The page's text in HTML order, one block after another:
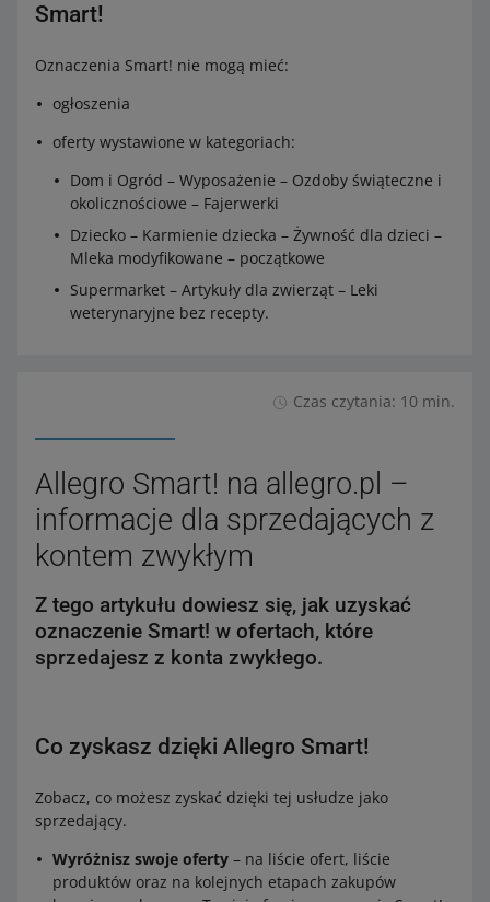
Smart!
Oznaczenia Smart! nie mogą mieć:
ogłoszenia
oferty wystawione w kategoriach:
Dom i Ogród – Wyposażenie – Ozdoby świąteczne i
okolicznościowe – Fajerwerki
Dziecko – Karmienie dziecka – Żywność dla dzieci –
Mleka modyfikowane – początkowe
Supermarket – Artykuły dla zwierząt – Leki
weterynaryjne bez recepty.
Czas czytania: 10 min.
Allegro Smart! na allegro.pl –
informacje dla sprzedających z
kontem zwykłym
Z tego artykułu dowiesz się, jak uzyskać
oznaczenie Smart! w ofertach, które
sprzedajesz z konta zwykłego.
Co zyskasz dzięki Allegro Smart!
Zobacz, co możesz zyskać dzięki tej usłudze jako
sprzedający.
Wyróżnisz swoje oferty – na liście ofert, liście
produktów oraz na kolejnych etapach zakupów